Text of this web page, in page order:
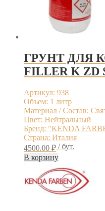
ГРУНТ ДЛЯ
FILLER K ZD
Артикул: 938
Объем: 1 литр
Материал / Состав:
Цвет: Нейтральный
Бренд: "KENDA
Страна: Италия
4500.00 ₽ / бут.
В корзину